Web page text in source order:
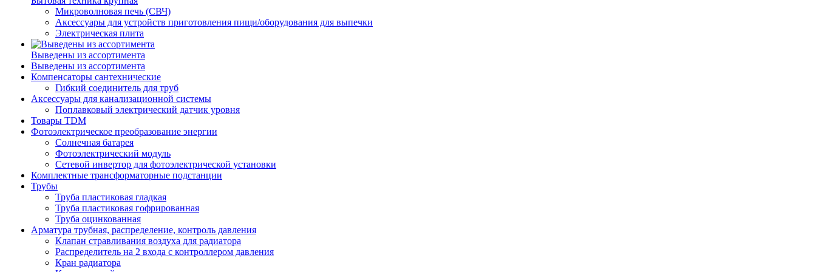
Микроволновая печь (СВЧ)
Аксессуары для устройств приготовления пищи/оборудования для выпечки
Электрическая плита
Выведены из ассортимента
Выведены из ассортимента
Компенсаторы сантехнические
Гибкий соединитель для труб
Аксессуары для канализационной системы
Поплавковый электрический датчик уровня
Товары TDM
Фотоэлектрическое преобразование энергии
Солнечная батарея
Фотоэлектрический модуль
Сетевой инвертор для фотоэлектрической установки
Комплектные трансформаторные подстанции
Трубы
Труба пластиковая гладкая
Труба пластиковая гофрированная
Труба оцинкованная
Арматура трубная, распределение, контроль давления
Клапан стравливания воздуха для радиатора
Распределитель на 2 входа с контроллером давления
Кран радиатора